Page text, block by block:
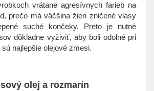
vrátane agresívnych farieb na
prečo má väčšina žien zničené vlasy
suché končeky. Preto je nutné
dôkladne vyživiť, aby boli odolné pri
najlepšie olejové zmesi.
olej a rozmarín